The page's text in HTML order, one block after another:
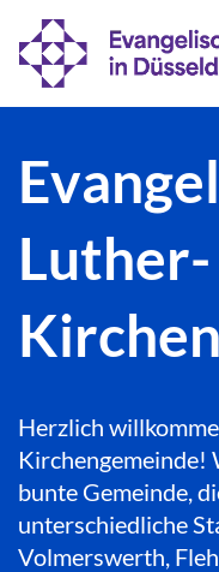
Luther-
Herzlich
Kirchengemeinde!
bunte Gemeinde,
unterschiedliche
Volmerswerth,